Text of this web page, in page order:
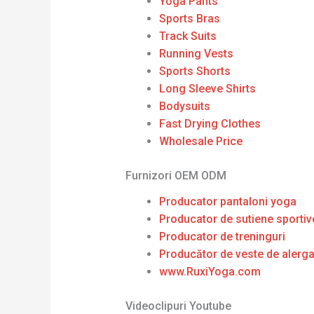
Sports Bras
Track Suits
Running Vests
Sports Shorts
Long Sleeve Shirts
Bodysuits
Fast Drying Clothes
Wholesale Price
Furnizori OEM ODM
Producator pantaloni yoga
Producator de sutiene
Producator de treninguri
Producător de veste de
www.RuxiYoga.com
Videoclipuri Youtube